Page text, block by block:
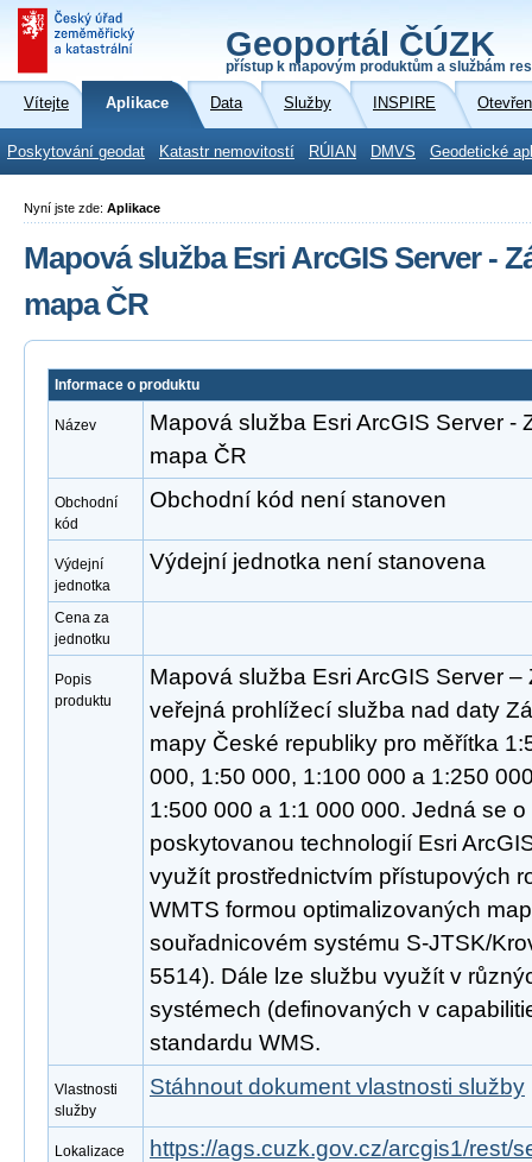
Geoportál ČÚZK
přístup k mapovým produktům a službám
Vítejte Aplikace Data Služby INSPIRE
Poskytování geodat Katastr nemovitostí RÚIAN DMVS Geodetické
Nyní jste zde: Aplikace
Mapová služba Esri ArcGIS Server -
mapa ČR
Informace o produktu
Název
Mapová služba Esri ArcGIS Server -
mapa ČR
Obchodní
kód
Obchodní kód není stanoven
Výdejní
jednotka
Výdejní jednotka není stanovena
Cena za
jednotku
Popis
produktu
Mapová služba Esri ArcGIS Server
veřejná prohlížecí služba nad daty
mapy České republiky pro měřítka
000, 1:50 000, 1:100 000 a 1:250
1:500 000 a 1:1 000 000. Jedná se
poskytovanou technologií Esri
využít prostřednictvím přístupových
WMTS formou optimalizovaných
souřadnicovém systému S-JTSK/
5514). Dále lze službu využít v
systémech (definovaných v
standardu WMS.
Vlastnosti
služby
Stáhnout dokument vlastnosti služby
Lokalizace
https://ags.cuzk.gov.cz/arcgis1/rest/